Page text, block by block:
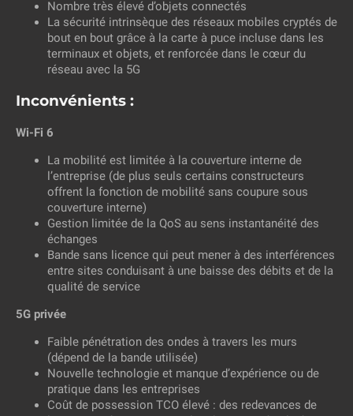
Nombre très élevé d’objets connectés
La sécurité intrinsèque des réseaux mobiles cryptés de
bout en bout grâce à la carte à puce incluse dans les
terminaux et objets, et renforcée dans le cœur du
réseau avec la 5G
Inconvénients :
Wi-Fi 6
La mobilité est limitée à la couverture interne de
l’entreprise (de plus seuls certains constructeurs
offrent la fonction de mobilité sans coupure sous
couverture interne)
Gestion limitée de la QoS au sens instantanéité des
échanges
Bande sans licence qui peut mener à des interférences
entre sites conduisant à une baisse des débits et de la
qualité de service
5G privée
Faible pénétration des ondes à travers les murs
(dépend de la bande utilisée)
Nouvelle technologie et manque d’expérience ou de
pratique dans les entreprises
Coût de possession TCO élevé : des redevances de